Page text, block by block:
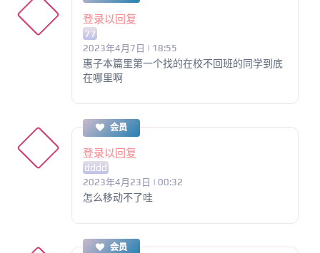
登录以回复
77
2023年4月7日 | 18:55
惠子本篇里第一个找的在校不回班的同学到底
在哪里啊
会员
登录以回复
dddd
2023年4月23日 | 00:32
怎么移动不了哇
会员